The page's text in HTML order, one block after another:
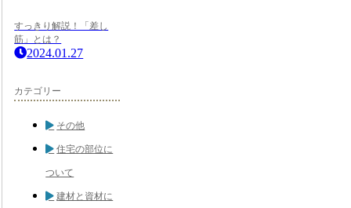
すっきり解説！「差し
筋」とは？
2024.01.27
カテゴリー
その他
住宅の部位に
ついて
建材と資材に